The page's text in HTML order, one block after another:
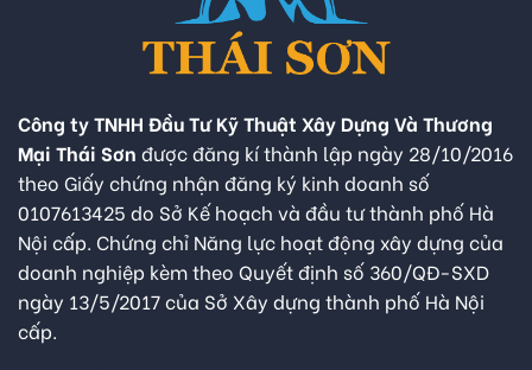
Công ty TNHH Đầu Tư Kỹ Thuật Xây Dựng Và Thương
Mại Thái Sơn được đăng kí thành lập ngày 28/10/2016
theo Giấy chứng nhận đăng ký kinh doanh số
0107613425 do Sở Kế hoạch và đầu tư thành phố Hà
Nội cấp. Chứng chỉ Năng lực hoạt động xây dựng của
doanh nghiệp kèm theo Quyết định số 360/QĐ-SXD
ngày 13/5/2017 của Sở Xây dựng thành phố Hà Nội
cấp.